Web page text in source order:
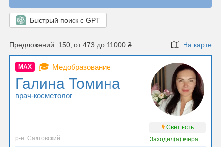
Быстрый поиск с GPT
Предложений: 150, от 473 до 11000 ₴ На карте
MAX 🎓 Медобразование
Галина Томина
врач-косметолог
Свет есть
р-н. Салтовский
Заходил(а) вчера